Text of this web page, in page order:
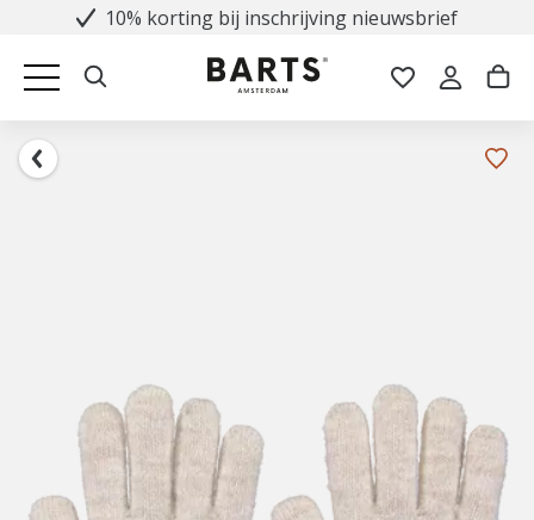
10% korting bij inschrijving nieuwsbrief